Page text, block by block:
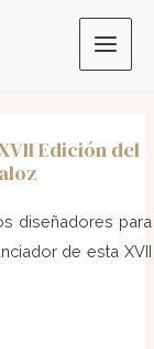
MAIN
Edición del
diseñadores para
de esta XVII